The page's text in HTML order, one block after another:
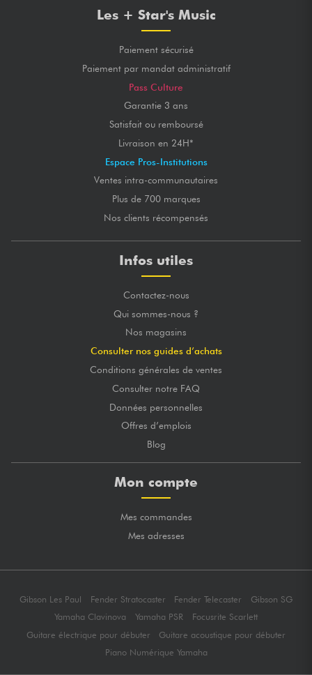
Les + Star's Music
Paiement sécurisé
Paiement par mandat administratif
Pass Culture
Garantie 3 ans
Satisfait ou remboursé
Livraison en 24H*
Espace Pros-Institutions
Ventes intra-communautaires
Plus de 700 marques
Nos clients récompensés
Infos utiles
Contactez-nous
Qui sommes-nous ?
Nos magasins
Consulter nos guides d’achats
Conditions générales de ventes
Consulter notre FAQ
Données personnelles
Offres d’emplois
Blog
Mon compte
Mes commandes
Mes adresses
Gibson Les Paul Fender Stratocaster Fender Telecaster
Gibson SG
Yamaha Clavinova
Yamaha PSR
Focusrite Scarlett
Guitare électrique pour débuter
Guitare acoustique pour débuter
Piano Numérique Yamaha